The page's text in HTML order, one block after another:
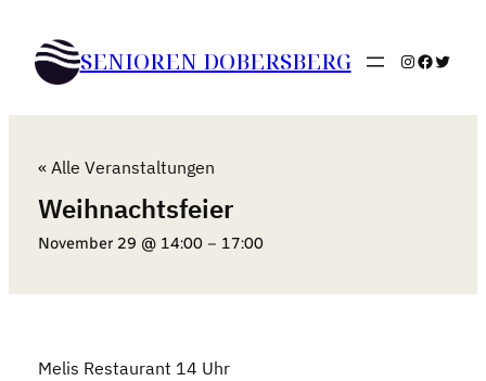
SENIOREN DOBERSBERG Instagram
« Alle Veranstaltungen
Weihnachtsfeier
November 29 @ 14:00– 17:00
Melis Restaurant 14 Uhr